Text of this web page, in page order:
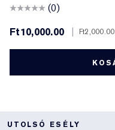
(0)
Ft10,000.00
Ft2,000.00
UTOLSÓ ESÉLY